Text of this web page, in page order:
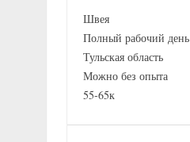
Швея
Полный рабочий день
Тульская область
Можно без опыта
55-65к